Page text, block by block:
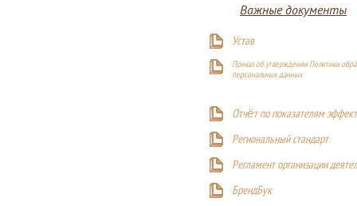
Важные документы
Устав
Приказ об утверждении Политики
персональных данных
Отчёт по показателям
Региональный стандарт
Регламент организации
БрендБук